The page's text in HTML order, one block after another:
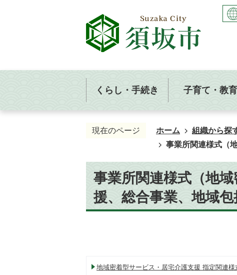
くらし・手続き 子育て・教育
現在のページ ホーム 組織から探
事業所関連様式（
事業所関連様式（地
援、総合事業、地域包
地域密着型サービス・居宅介護支援 指定関連様